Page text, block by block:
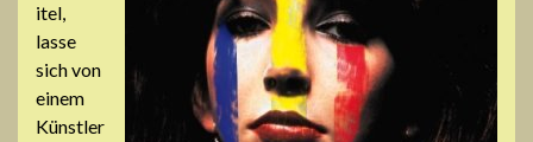
itel,
lasse
sich von
einem
Künstler